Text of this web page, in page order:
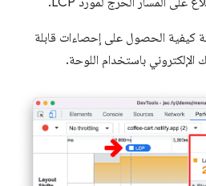
كيفية الحصول على إحصاءات قابلة
باستخدام اللوحة.